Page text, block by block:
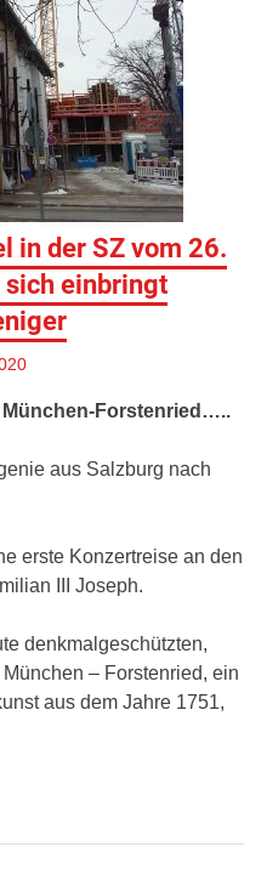
in der SZ vom 26.
sich einbringt
München-Forstenried…..
aus Salzburg nach
erste Konzertreise an den
III Joseph.
denkmalgeschützten,
– Forstenried, ein
aus dem Jahre 1751,